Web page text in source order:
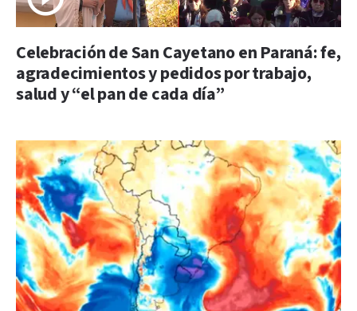
Celebración de San Cayetano en Paraná: fe,
agradecimientos y pedidos por trabajo,
salud y “el pan de cada día”